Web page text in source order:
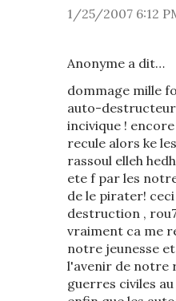
1/25/2007 6:12
Anonyme a dit…
dommage mille
auto-
incivique !
recule alors ke
rassoul elleh
ete f par les
de le pirater!
destruction ,
vraiment ca me
notre jeunesse
l'avenir de notre
guerres civiles